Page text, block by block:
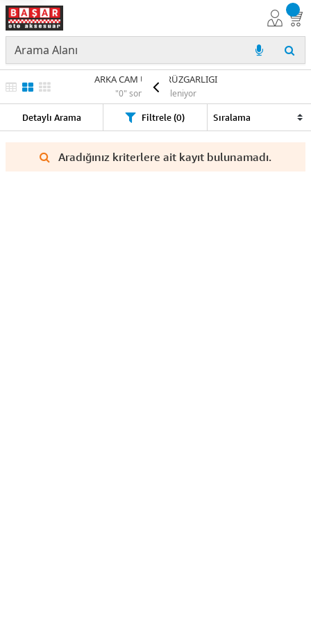
ARKA CAM ÜSTÜ RÜZGARLIGI
"0" sonuç listeleniyor
Detaylı Arama Filtrele (0)
Aradığınız kriterlere ait kayıt bulunamadı.